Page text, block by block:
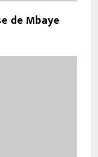
de Mbaye